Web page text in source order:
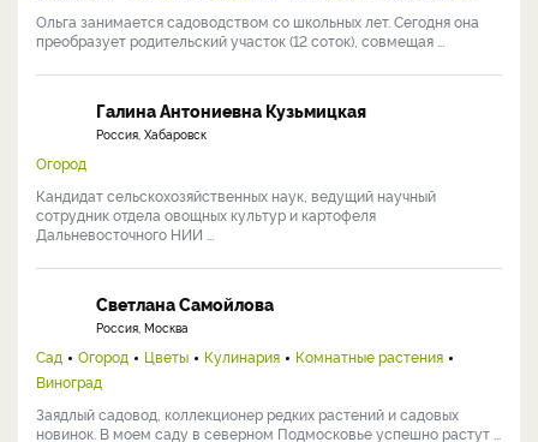
Ольга занимается садоводством со школьных лет. Сегодня она
преобразует родительский участок (12 соток), совмещая ...
Галина Антониевна Кузьмицкая
Россия, Хабаровск
Огород
Кандидат сельскохозяйственных наук, ведущий научный
сотрудник отдела овощных культур и картофеля
Дальневосточного НИИ ...
Светлана Самойлова
Россия, Москва
Сад Огород Цветы Кулинария
Комнатные растения
Виноград
Заядлый садовод, коллекционер редких растений и садовых
новинок. В моем саду в северном Подмосковье успешно растут ...